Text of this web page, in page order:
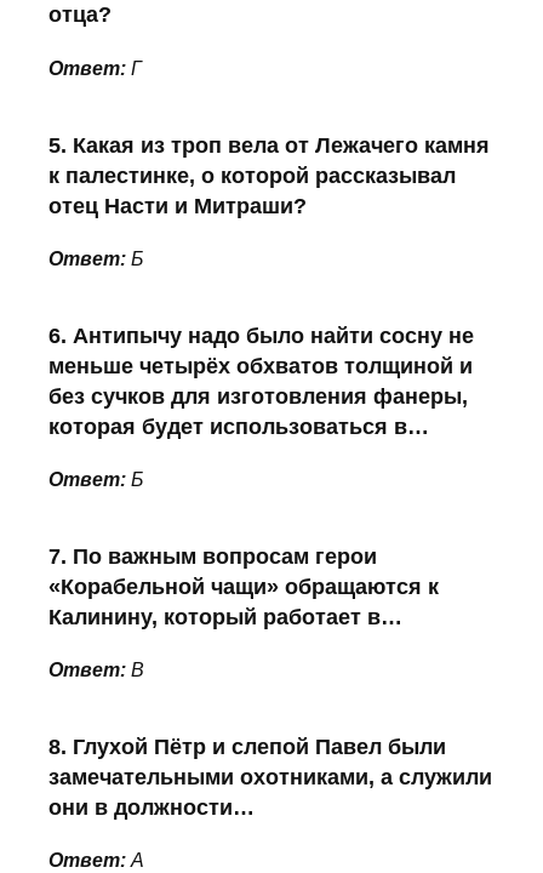
отца?
Ответ: Г
5. Какая из троп вела от Лежачего камня
к палестинке, о которой рассказывал
отец Насти и Митраши?
Ответ: Б
6. Антипычу надо было найти сосну не
меньше четырёх обхватов толщиной и
без сучков для изготовления фанеры,
которая будет использоваться в…
Ответ: Б
7. По важным вопросам герои
«Корабельной чащи» обращаются к
Калинину, который работает в…
Ответ: В
8. Глухой Пётр и слепой Павел были
замечательными охотниками, а служили
они в должности…
Ответ:А